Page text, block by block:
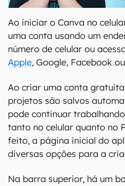
Ao iniciar o Canva no
uma conta usando um
número de celular ou
Apple, Google, Facebook
Ao criar uma conta gratuita
projetos são salvos
pode continuar
tanto no celular quanto no
feito, a página inicial do
diversas opções para a
Na barra superior, há um